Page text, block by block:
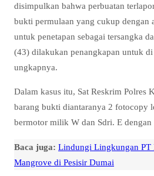
disimpulkan bahwa perbuatan
bukti permulaan yang cukup dengan
untuk penetapan sebagai tersangka
(43) dilakukan penangkapan untuk di
ungkapnya.
Dalam kasus itu, Sat Reskrim Polres
barang bukti diantaranya 2 fotocopy
bermotor milik W dan Sdri. E dengan
Baca juga: Lindungi Lingkungan PT
Mangrove di Pesisir Dumai